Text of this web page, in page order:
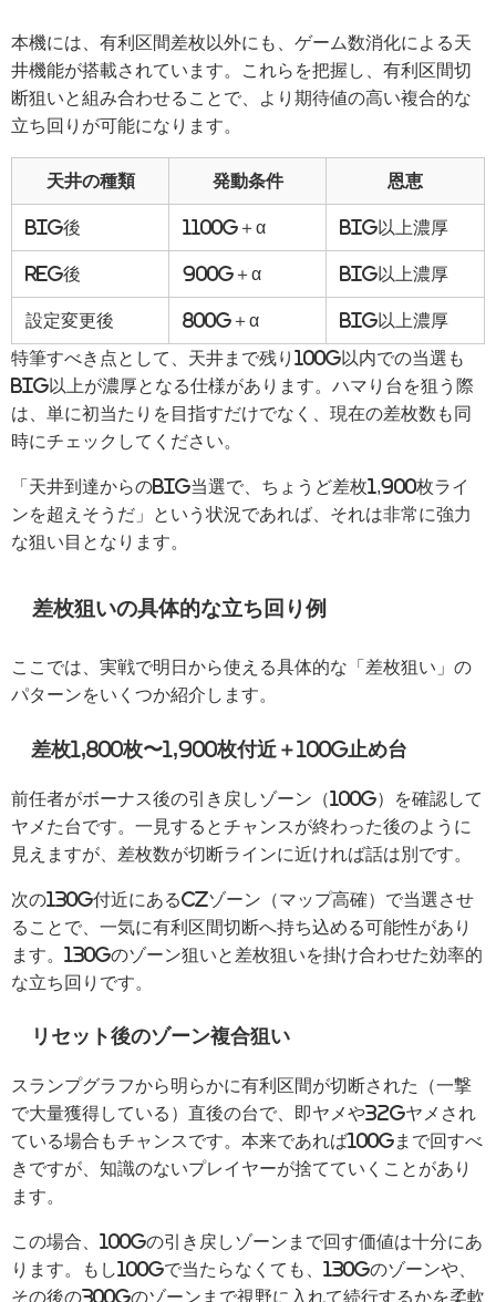
本機には、有利区間差枚以外にも、ゲーム数消化による天
井機能が搭載されています。これらを把握し、有利区間切
断狙いと組み合わせることで、より期待値の高い複合的な
立ち回りが可能になります。
天井の種類 発動条件 恩恵
BIG後 1100G＋α BIG以上濃厚
REG後 900G＋α BIG以上濃厚
設定変更後 800G＋α BIG以上濃厚
特筆すべき点として、天井まで残り100G以内での当選も
BIG以上が濃厚となる仕様があります。ハマり台を狙う際
は、単に初当たりを目指すだけでなく、現在の差枚数も同
時にチェックしてください。
「天井到達からのBIG当選で、ちょうど差枚1,900枚ライ
ンを超えそうだ」という状況であれば、それは非常に強力
な狙い目となります。
差枚狙いの具体的な立ち回り例
ここでは、実戦で明日から使える具体的な「差枚狙い」の
パターンをいくつか紹介します。
差枚1,800枚〜1,900枚付近＋100G止め台
前任者がボーナス後の引き戻しゾーン（100G）を確認して
ヤメた台です。一見するとチャンスが終わった後のように
見えますが、差枚数が切断ラインに近ければ話は別です。
次の130G付近にあるCZゾーン（マップ高確）で当選させ
ることで、一気に有利区間切断へ持ち込める可能性があり
ます。130Gのゾーン狙いと差枚狙いを掛け合わせた効率的
な立ち回りです。
リセット後のゾーン複合狙い
スランプグラフから明らかに有利区間が切断された（一撃
で大量獲得している）直後の台で、即ヤメや32Gヤメされ
ている場合もチャンスです。本来であれば100Gまで回すべ
きですが、知識のないプレイヤーが捨てていくことがあり
ます。
この場合、100Gの引き戻しゾーンまで回す価値は十分にあ
ります。もし100Gで当たらなくても、130Gのゾーンや、
その後の300Gのゾーンまで視野に入れて続行するかを柔軟